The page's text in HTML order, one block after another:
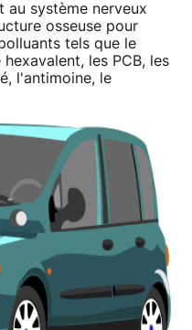
au système nerveux
osseuse pour
tels que le
les PCB, les
l'antimoine, le